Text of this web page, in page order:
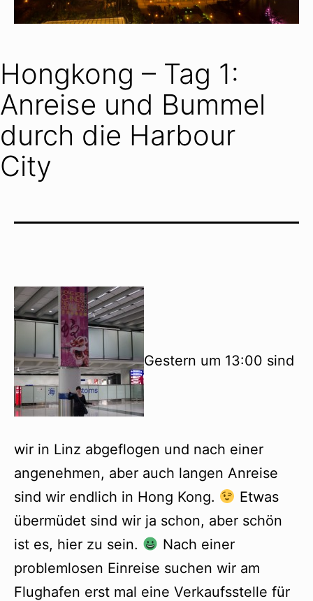
Hongkong – Tag 1:
Anreise und Bummel
durch die Harbour
City
Gestern um 13:00 sind
wir in Linz abgeflogen und nach einer
angenehmen, aber auch langen Anreise
sind wir endlich in Hong Kong.
Etwas
übermüdet sind wir ja schon, aber schön
ist es, hier zu sein.
Nach einer
problemlosen Einreise suchen wir am
Flughafen erst mal eine Verkaufsstelle für